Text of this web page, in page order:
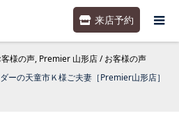
来店予約
客様の声, Premier 山形店 / お客様の声
ーの天童市Ｋ様ご夫妻［Premier山形店］